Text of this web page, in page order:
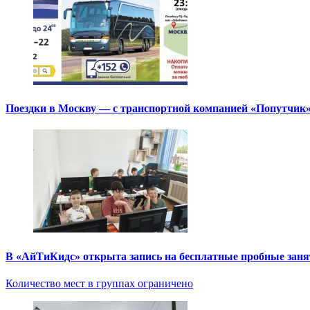
Поездки в Москву — с транспортной компанией «Попутчик»
В «АйТиКидс» открыта запись на бесплатные пробные
Количество мест в группах ограничено